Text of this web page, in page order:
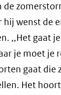
de
hij wenst de
,,Het gaat
je moet je
gaat die
Het